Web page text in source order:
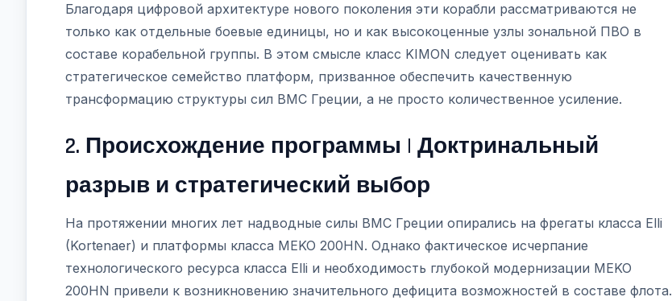
Благодаря цифровой архитектуре нового поколения эти корабли рассматриваются не
только как отдельные боевые единицы, но и как высокоценные узлы зональной ПВО в
составе корабельной группы. В этом смысле класс KIMON следует оценивать как
стратегическое семейство платформ, призванное обеспечить качественную
трансформацию структуры сил ВМС Греции, а не просто количественное усиление.
2. Происхождение программы | Доктринальный
разрыв и стратегический выбор
На протяжении многих лет надводные силы ВМС Греции опирались на фрегаты класса Elli
(Kortenaer) и платформы класса MEKO 200HN. Однако фактическое исчерпание
технологического ресурса класса Elli и необходимость глубокой модернизации MEKO
200HN привели к возникновению значительного дефицита возможностей в составе флота.